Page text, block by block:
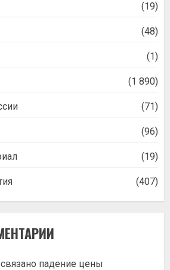
(19)
(48)
(1)
(1 890)
(71)
(96)
(19)
(407)
падение цены